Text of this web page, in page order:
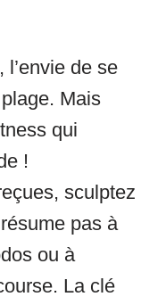
l’envie de se
Mais
qui
!
sculptez
pas à
ou à
La clé